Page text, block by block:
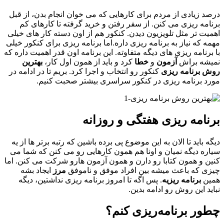
درصد زیادی از مردم برای کارهایی که می خوان انجام بدن، از قبل
برنامه‌ ریزی می کنن. از سفر رفتن و خرید گرفته تا کارهای کم
اهمیت تر مثل تلویزیون دیدن. کنکور هم از اون دسته کار های خیلی
مهمه که نیاز به برنامه ریزی داره.اما برنامه ریزی برای کنکور خیلی
با برنامه ریزی های دیگه متفاوته. این برنامه اون قدر اهمیت داره که
نمیشه براش آزمون و خطا کرد و باید از همون اول کار، بهترین
روش برنامه ریزی کنکور رو انتخاب و اجرا کرد. بریم تا در ادامه در
مورد برنامه ریزی در کنکور سراسری بیشتر صحبت کنیم.
برنامه ریزی هفتگی و روزانه
دیگه باید تا الان به این موضوع پی برده باشین که رتبه برتر ها از یه
سیاره دیگه نمیان و اونا هم همون کارهایی رو می کنن که شما می
کنین و همون کتابا رو دارن و همون آزمون هارو شرکت می کنن. اما
چیزی که باعث میشه بین افراد موفق و ناموفق مرز
ایجاد بشه
همین برنامه ریزیه. پس اگه تا امروز برنامه ریزی نداشتین، دیگه
نباید این روش رو ادامه بدین.
چطور برنامه‌ریزی کنم؟